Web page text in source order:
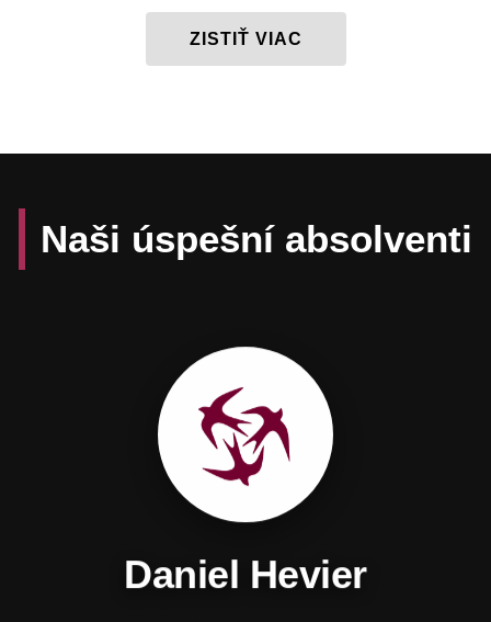
ZISTIŤ VIAC
Naši úspešní absolventi
Daniel Hevier